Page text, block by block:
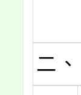
二、